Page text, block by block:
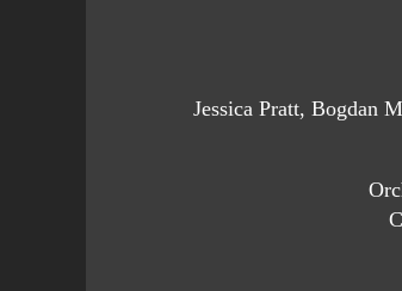
Jessica Pratt, Bogdan